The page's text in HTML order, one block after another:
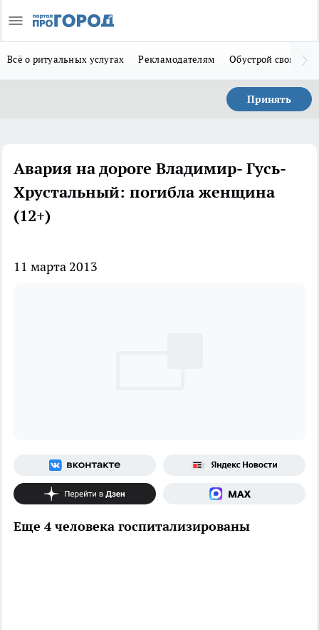
Всё о ритуальных услугах Рекламодателям Обустрой свой дом
Принять
Авария на дороге Владимир- Гусь-
Хрустальный: погибла женщина
(12+)
11 марта 2013
Еще 4 человека госпитализированы